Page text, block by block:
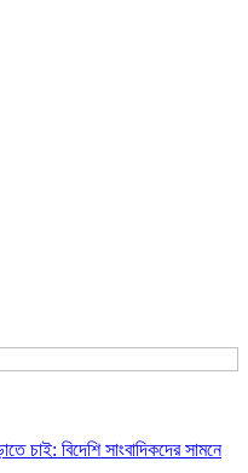
চাই: বিদেশি সাংবাদিকদের সামনে